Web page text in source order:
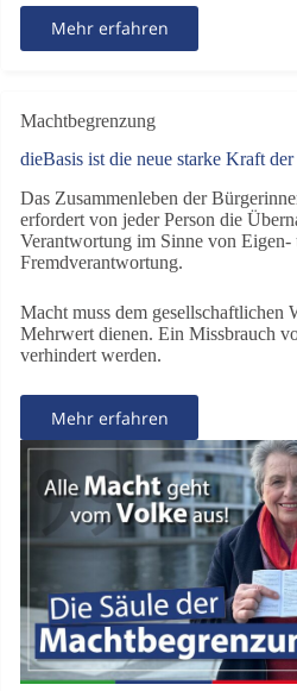
Mehr erfahren
Machtbegrenzung
dieBasis ist die neue starke Kraft
Das Zusammenleben der
erfordert von jeder Person die
Verantwortung im Sinne von Eigen-
Fremdverantwortung.
Macht muss dem gesellschaftlichen
Mehrwert dienen. Ein Missbrauch
verhindert werden.
Mehr erfahren